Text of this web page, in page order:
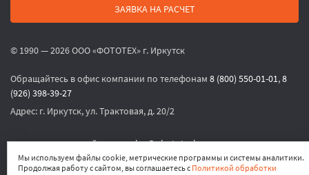
ЗАЯВКА НА РАСЧЕТ
© 1990 — 2026 ООО «ФОТОТЕХ» г. Иркутск
Обращайтесь в офис компании по телефонам 8 (800) 550-01-01,8
(926) 398-39-27
Адрес: г. Иркутск, ул. Трактовая, д. 20/2
или по электронной почтеsales@phototech.ru
Политика конфиденциальности,Согласие на обработку
Мы используем файлы cookie, метрические программы и системы аналитики.
Продолжая работу с сайтом, вы соглашаетесь с Политикой обработки